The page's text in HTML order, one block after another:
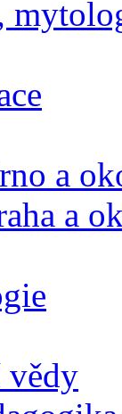
a
a
vědy